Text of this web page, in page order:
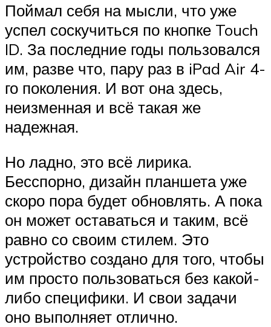
Поймал себя на мысли, что уже
успел соскучиться по кнопке Touch
ID. За последние годы пользовался
им, разве что, пару раз в iPad Air 4-
го поколения. И вот она здесь,
неизменная и всё такая же
надежная.
Но ладно, это всё лирика.
Бесспорно, дизайн планшета уже
скоро пора будет обновлять. А пока
он может оставаться и таким, всё
равно со своим стилем. Это
устройство создано для того, чтобы
им просто пользоваться без какой-
либо специфики. И свои задачи
оно выполняет отлично.